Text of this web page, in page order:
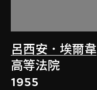
呂西安．埃爾韋
高等法院
1955